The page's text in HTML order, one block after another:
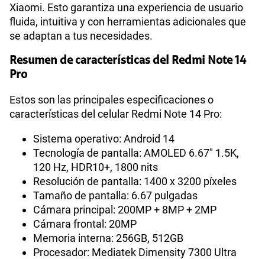
Xiaomi. Esto garantiza una experiencia de usuario
fluida, intuitiva y con herramientas adicionales que
se adaptan a tus necesidades.
Resumen de características del Redmi Note 14
Pro
Estos son las principales especificaciones o
características del celular Redmi Note 14 Pro:
Sistema operativo: Android 14
Tecnología de pantalla: AMOLED 6.67" 1.5K,
120 Hz, HDR10+, 1800 nits
Resolución de pantalla: 1400 x 3200 píxeles
Tamaño de pantalla: 6.67 pulgadas
Cámara principal: 200MP + 8MP + 2MP
Cámara frontal: 20MP
Memoria interna: 256GB, 512GB
Procesador: Mediatek Dimensity 7300 Ultra